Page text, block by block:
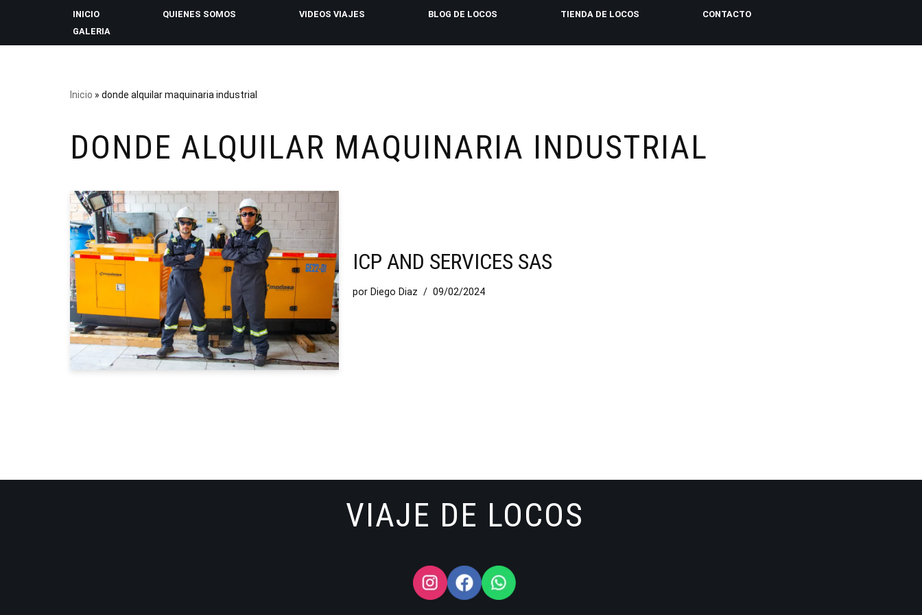
INICIO QUIENES SOMOS VIDEOS VIAJES BLOG DE LOCOS TIENDA DE LOCOS
CONTACTO
GALERIA
Inicio » donde alquilar maquinaria industrial
DONDE ALQUILAR MAQUINARIA INDUSTRIAL
ICP AND SERVICES SAS
por Diego Diaz 09/02/2024
VIAJE DE LOCOS